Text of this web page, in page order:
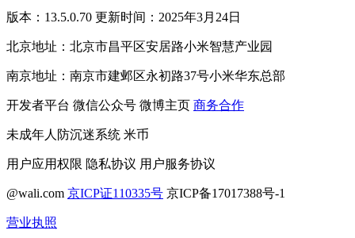
版本：13.5.0.70 更新时间：2025年3月24日
北京地址：北京市昌平区安居路小米智慧产业园
南京地址：南京市建邺区永初路37号小米华东总部
开发者平台 微信公众号 微博主页 商务合作
未成年人防沉迷系统 米币
用户应用权限 隐私协议 用户服务协议
@wali.com 京ICP证110335号 京ICP备17017388号-1
营业执照